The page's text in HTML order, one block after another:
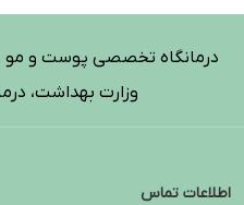
درمانگاه تخصصی پوست و مو و
وزارت بهداشت،
اطلاعات تماس